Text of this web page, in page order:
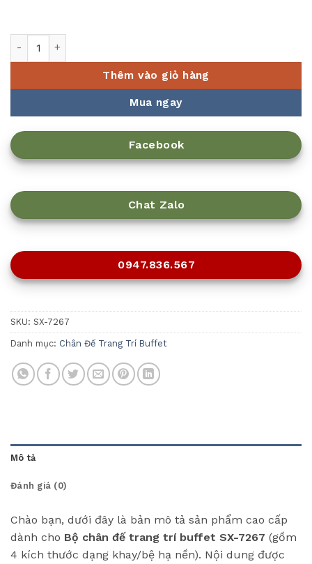
Thêm vào giỏ hàng
Mua ngay
Facebook
Chat Zalo
0947.836.567
SKU: SX-7267
Danh mục: Chân Đế Trang Trí Buffet
Mô tả
Đánh giá (0)
Chào bạn, dưới đây là bản mô tả sản phẩm cao cấp
dành cho Bộ chân đế trang trí buffet SX-7267 (gồm
4 kích thước dạng khay/bệ hạ nền). Nội dung được